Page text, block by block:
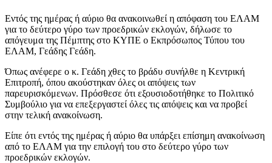
Εντός της ημέρας ή αύριο θα ανακοινωθεί η απόφαση του ΕΛΑΜ
για το δεύτερο γύρο των προεδρικών εκλογών, δήλωσε το
απόγευμα της Πέμπτης στο ΚΥΠΕ ο Εκπρόσωπος Τύπου του
ΕΛΑΜ, Γεάδης Γεάδη.
Όπως ανέφερε ο κ. Γεάδη χθες το βράδυ συνήλθε η Κεντρική
Επιτροπή, όπου ακούστηκαν όλες οι απόψεις των
παρευρισκόμενων. Πρόσθεσε ότι εξουσιοδοτήθηκε το Πολιτικό
Συμβούλιο για να επεξεργαστεί όλες τις απόψεις και να προβεί
στην τελική ανακοίνωση.
Είπε ότι εντός της ημέρας ή αύριο θα υπάρξει επίσημη ανακοίνωση
από το ΕΛΑΜ για την επιλογή του στο δεύτερο γύρο των
προεδρικών εκλογών.